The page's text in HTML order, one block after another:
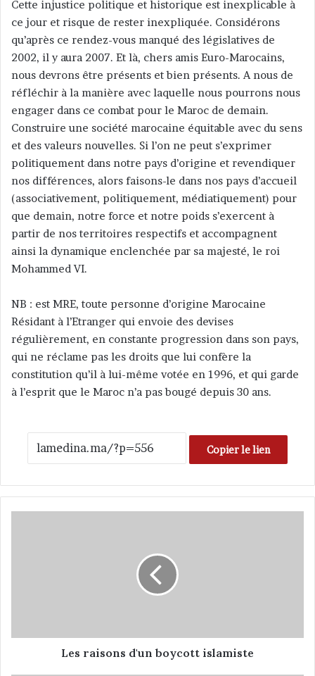
Cette injustice politique et historique est inexplicable à
ce jour et risque de rester inexpliquée. Considérons
qu’après ce rendez-vous manqué des législatives de
2002, il y aura 2007. Et là, chers amis Euro-Marocains,
nous devrons être présents et bien présents. A nous de
réfléchir à la manière avec laquelle nous pourrons nous
engager dans ce combat pour le Maroc de demain.
Construire une société marocaine équitable avec du sens
et des valeurs nouvelles. Si l’on ne peut s’exprimer
politiquement dans notre pays d’origine et revendiquer
nos différences, alors faisons-le dans nos pays d’accueil
(associativement, politiquement, médiatiquement) pour
que demain, notre force et notre poids s’exercent à
partir de nos territoires respectifs et accompagnent
ainsi la dynamique enclenchée par sa majesté, le roi
Mohammed VI.
NB : est MRE, toute personne d’origine Marocaine
Résidant à l’Etranger qui envoie des devises
régulièrement, en constante progression dans son pays,
qui ne réclame pas les droits que lui confère la
constitution qu’il à lui-même votée en 1996, et qui garde
à l’esprit que le Maroc n’a pas bougé depuis 30 ans.
Copier le lien
n
Les raisons d'un boycott islamiste